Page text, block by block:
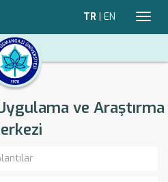
TR | EN
ve Araştırma